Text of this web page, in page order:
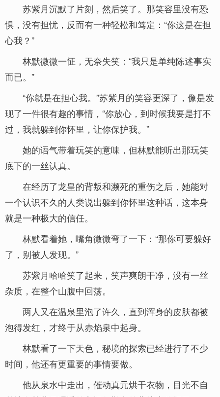
苏紫月沉默了片刻，然后笑了。那笑容里没有恐
惧，没有担忧，反而有一种轻松和笃定：“你这是在担
心我？”
林默微微一怔，无奈失笑：“我只是单纯陈述事实
而已。”
“你就是在担心我。”苏紫月的笑容更深了，像是发
现了一件很有趣的事情，“你放心，到时候我要是打不
过，我就躲到你怀里，让你保护我。”
她的语气带着玩笑的意味，但林默能听出那玩笑
底下的一丝认真。
在经历了龙皇的背叛和濒死的重伤之后，她能对
一个认识不久的人类说出躲到你怀里这种话，这本身
就是一种极大的信任。
林默看着她，嘴角微微弯了一下：“那你可要躲好
了，别被人发现。”
苏紫月哈哈笑了起来，笑声爽朗干净，没有一丝
杂质，在整个山腹中回荡。
两人又在温泉里泡了许久，直到浑身的皮肤都被
泡得发红，才终于从赤焰泉中起身。
林默看了一下天色，秘境的探索已经进行了不少
时间，他还有更重要的事情要做。
他从泉水中走出，催动真元烘干衣物，目光不自